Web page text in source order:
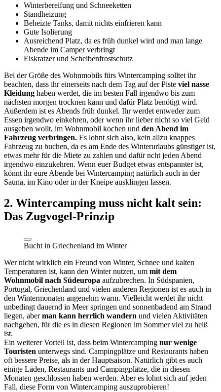
Winterbereifung und Schneeketten
Standheizung
Beheizte Tanks, damit nichts einfrieren kann
Gute Isolierung
Ausreichend Platz, da es früh dunkel wird und man lange
Abende im Camper verbringt
Eiskratzer und Scheibenfrostschutz
Bei der Größe des Wohnmobils fürs Wintercamping solltet ihr
beachten, dass ihr einerseits nach dem Tag auf der Piste viel nasse
Kleidung haben werdet, die im besten Fall irgendwo bis zum
nächsten morgen trocknen kann und dafür Platz benötigt wird.
Außerdem ist es Abends früh dunkel. Ihr werdet entweder zum
Essen irgendwo einkehren, oder wenn ihr lieber nicht so viel Geld
ausgeben wollt, im Wohnmobil kochen und den Abend im
Fahrzeug verbringen. Es lohnt sich also, kein allzu knappes
Fahrzeug zu buchen, da es am Ende des Winterurlaubs günstiger ist,
etwas mehr für die Miete zu zahlen und dafür ncht jeden Abend
irgendwo einzukehren. Wenn euer Budget etwas entspannter ist,
könnt ihr eure Abende bei Wintercamping natürlich auch in der
Sauna, im Kino oder in der Kneipe ausklingen lassen.
2. Wintercamping muss nicht kalt sein:
Das Zugvogel-Prinzip
Bucht in Griechenland im Winter
Wer nicht wirklich ein Freund von Winter, Schnee und kalten
Temperaturen ist, kann den Winter nutzen, um mit dem
Wohnmobil nach Südeuropa aufzubrechen. In Südspanien,
Portugal, Griechenland und vielen anderen Regionen ist es auch in
den Wintermonaten angenehm warm. Vielleicht werdet ihr nicht
unbedingt dauernd in Meer springen und sonnenbadend am Strand
liegen, aberman kann herrlich wandern und vielen Aktivitäten
nachgehen, für die es in diesen Regionen im Sommer viel zu heiß
ist.
Ein weiterer Vorteil ist, dass beim Wintercamping nur wenige
Touristen unterwegs sind. Campingplätze und Restaurants haben
oft bessere Preise, als in der Hauptsaison. Natürlich gibt es auch
einige Läden, Restaurants und Campingplätze, die in diesen
Monaten geschlossen haben werden. Aber es lohnt sich auf jeden
Fall, diese Form von Wintercamping auszuprobieren!